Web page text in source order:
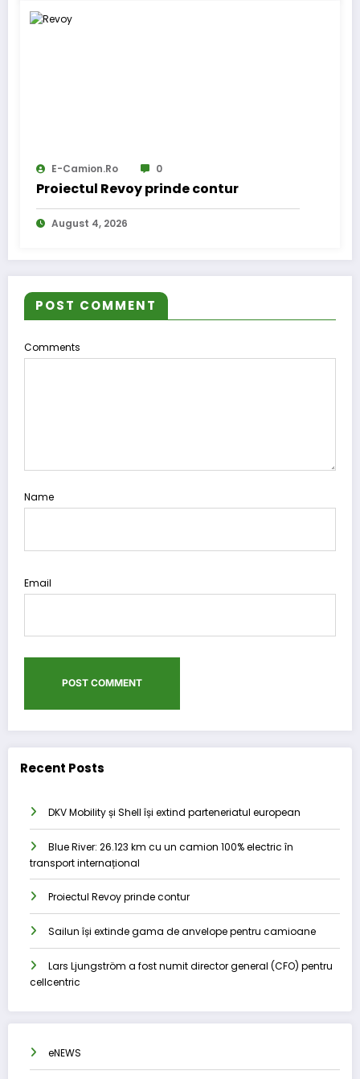
E-Camion.ro 0
Proiectul Revoy prinde contur
August 4, 2026
POST COMMENT
Comments
Name
Email
Recent Posts
DKV Mobility și Shell își extind parteneriatul european
Blue River: 26.123 km cu un camion 100% electric în
transport internațional
Proiectul Revoy prinde contur
Sailun își extinde gama de anvelope pentru camioane
Lars Ljungström a fost numit director general (CFO) pentru
cellcentric
eNEWS